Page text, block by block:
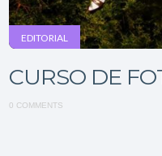
EDITORIAL
CURSO DE
0 COMMENTS